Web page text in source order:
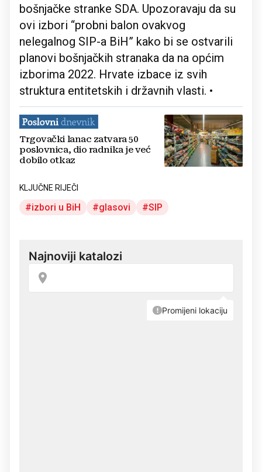
bošnjačke stranke SDA. Upozoravaju da su
ovi izbori “probni balon ovakvog
nelegalnog SIP-a BiH” kako bi se ostvarili
planovi bošnjačkih stranaka da na općim
izborima 2022. Hrvate izbace iz svih
struktura entitetskih i državnih vlasti. •
Trgovački lanac zatvara 50
poslovnica, dio radnika je već
dobilo otkaz
KLJUČNE RIJEČI
izbori u BiH glasovi SIP